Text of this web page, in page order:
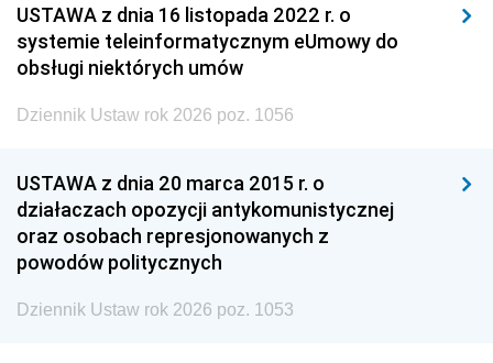
USTAWA z dnia 16 listopada 2022 r. o
systemie teleinformatycznym eUmowy do
obsługi niektórych umów
Dziennik Ustaw rok 2026 poz. 1056
USTAWA z dnia 20 marca 2015 r. o
działaczach opozycji antykomunistycznej
oraz osobach represjonowanych z
powodów politycznych
Dziennik Ustaw rok 2026 poz. 1053